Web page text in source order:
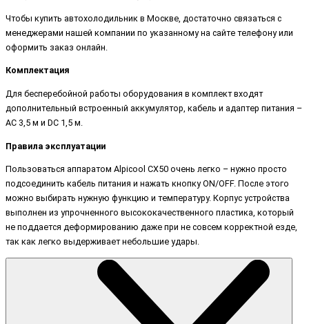
Чтобы купить автохолодильник в Москве, достаточно связаться с
менеджерами нашей компании по указанному на сайте телефону или
оформить заказ онлайн.
Комплектация
Для бесперебойной работы оборудования в комплект входят
дополнительный встроенный аккумулятор, кабель и адаптер питания –
AC 3,5 м и DC 1,5 м.
Правила эксплуатации
Пользоваться аппаратом Alpicool CX50 очень легко – нужно просто
подсоединить кабель питания и нажать кнопку ON/OFF. После этого
можно выбирать нужную функцию и температуру. Корпус устройства
выполнен из упрочненного высококачественного пластика, который
не поддается деформированию даже при не совсем корректной езде,
так как легко выдерживает небольшие удары.